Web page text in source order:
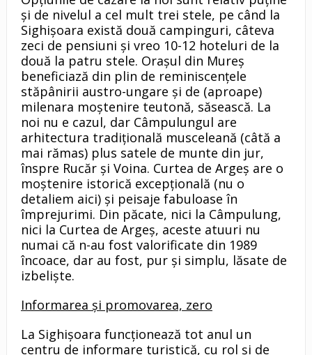
şi de nivelul a cel mult trei stele, pe când la
Sighişoara există două campinguri, câteva
zeci de pensiuni şi vreo 10-12 hoteluri de la
două la patru stele. Oraşul din Mureş
beneficiază din plin de reminiscenţele
stăpânirii austro-ungare şi de (aproape)
milenara moştenire teutonă, săsească. La
noi nu e cazul, dar Câmpulungul are
arhitectura tradiţională musceleană (câtă a
mai rămas) plus satele de munte din jur,
înspre Rucăr şi Voina. Curtea de Argeş are o
moştenire istorică excepţională (nu o
detaliem aici) şi peisaje fabuloase în
împrejurimi. Din păcate, nici la Câmpulung,
nici la Curtea de Argeş, aceste atuuri nu
numai că n-au fost valorificate din 1989
încoace, dar au fost, pur şi simplu, lăsate de
izbelişte.
Informarea şi promovarea, zero
La Sighişoara funcţionează tot anul un
centru de informare turistică, cu rol şi de